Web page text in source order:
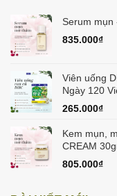
Serum mụn
835.000₫
Viên uống
Ngày 120
265.000₫
Kem mụn,
CREAM
805.000₫